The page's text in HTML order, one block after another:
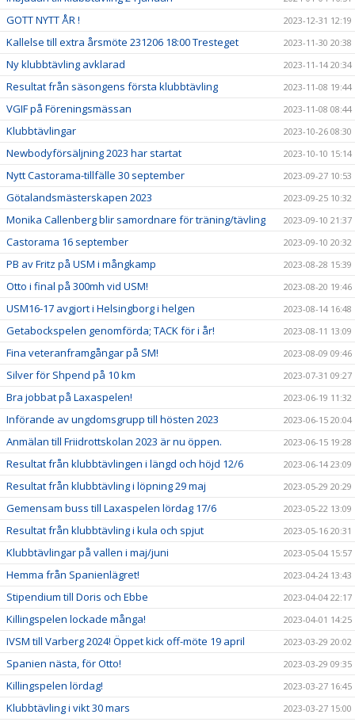
GOTT NYTT ÅR ! 2023-12-31 12:19
Kallelse till extra årsmöte 231206 18:00 Tresteget 2023-11-30 20:38
Ny klubbtävling avklarad 2023-11-14 20:34
Resultat från säsongens första klubbtävling 2023-11-08 19:44
VGIF på Föreningsmässan 2023-11-08 08:44
Klubbtävlingar 2023-10-26 08:30
Newbodyförsäljning 2023 har startat 2023-10-10 15:14
Nytt Castorama-tillfälle 30 september 2023-09-27 10:53
Götalandsmästerskapen 2023 2023-09-25 10:32
Monika Callenberg blir samordnare för träning/tävling 2023-09-10 21:37
Castorama 16 september 2023-09-10 20:32
PB av Fritz på USM i mångkamp 2023-08-28 15:39
Otto i final på 300mh vid USM! 2023-08-20 19:46
USM16-17 avgjort i Helsingborg i helgen 2023-08-14 16:48
Getabockspelen genomförda; TACK för i år! 2023-08-11 13:09
Fina veteranframgångar på SM! 2023-08-09 09:46
Silver för Shpend på 10 km 2023-07-31 09:27
Bra jobbat på Laxaspelen! 2023-06-19 11:32
Införande av ungdomsgrupp till hösten 2023 2023-06-15 20:04
Anmälan till Friidrottskolan 2023 är nu öppen. 2023-06-15 19:28
Resultat från klubbtävlingen i längd och höjd 12/6 2023-06-14 23:09
Resultat från klubbtävling i löpning 29 maj 2023-05-29 20:29
Gemensam buss till Laxaspelen lördag 17/6 2023-05-22 13:09
Resultat från klubbtävling i kula och spjut 2023-05-16 20:31
Klubbtävlingar på vallen i maj/juni 2023-05-04 15:57
Hemma från Spanienlägret! 2023-04-24 13:43
Stipendium till Doris och Ebbe 2023-04-04 22:17
Killingspelen lockade många! 2023-04-01 14:25
IVSM till Varberg 2024! Öppet kick off-möte 19 april 2023-03-29 20:02
Spanien nästa, för Otto! 2023-03-29 09:35
Killingspelen lördag! 2023-03-27 16:45
Klubbtävling i vikt 30 mars 2023-03-27 15:00